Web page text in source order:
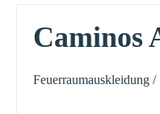
Caminos
Feuerraumauskleidung